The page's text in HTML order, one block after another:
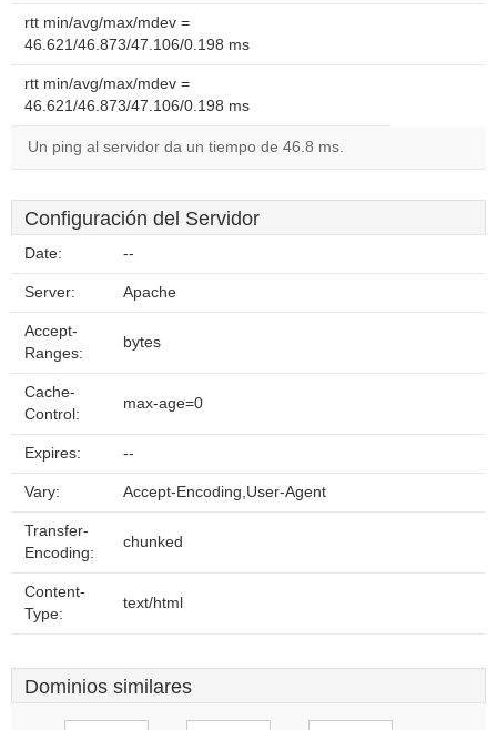
rtt min/avg/max/mdev =
46.621/46.873/47.106/0.198 ms
rtt min/avg/max/mdev =
46.621/46.873/47.106/0.198 ms
Un ping al servidor da un tiempo de 46.8 ms.
Configuración del Servidor
Date: --
Server: Apache
Accept-
Ranges:
bytes
Cache-
Control:
max-age=0
Expires: --
Vary: Accept-Encoding,User-Agent
Transfer-
Encoding:
chunked
Content-
Type:
text/html
Dominios similares